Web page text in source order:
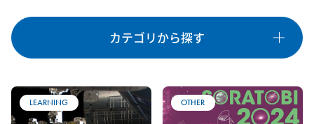
カテゴリから探す
LEARNING
すべて 「きぼう」日本実験棟
国際宇宙ステーション
宇宙ステーション補給機
国際宇宙探査の取り組み
宇宙飛行士
LEARNING OTHER